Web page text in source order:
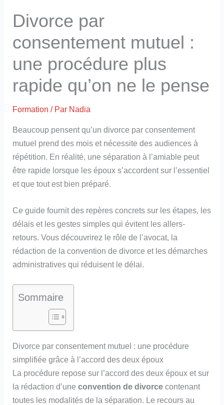
Divorce par
consentement mutuel :
une procédure plus
rapide qu’on ne le pense
Formation / Par Nadia
Beaucoup pensent qu’un divorce par consentement
mutuel prend des mois et nécessite des audiences à
répétition. En réalité, une séparation à l’amiable peut
être rapide lorsque les époux s’accordent sur l’essentiel
et que tout est bien préparé.
Ce guide fournit des repères concrets sur les étapes, les
délais et les gestes simples qui évitent les allers-
retours. Vous découvrirez le rôle de l’avocat, la
rédaction de la convention de divorce et les démarches
administratives qui réduisent le délai.
Sommaire
Divorce par consentement mutuel : une procédure
simplifiée grâce à l’accord des deux époux
La procédure repose sur l’accord des deux époux et sur
la rédaction d’uneconvention de divorce contenant
toutes les modalités de la séparation. Le recours au